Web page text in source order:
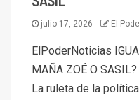
julio 17, 2026 El
ElPoderNoticias
MAÑA ZOÉ O
La ruleta de la